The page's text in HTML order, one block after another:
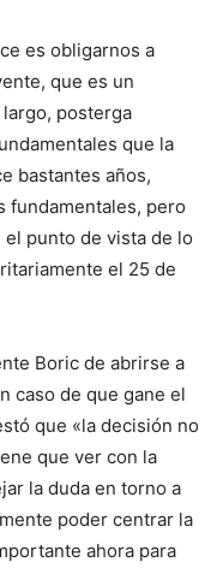
es obligarnos a
que es un
posterga
que la
bastantes años,
fundamentales, pero
punto de vista de lo
el 25 de
Boric de abrirse a
caso de que gane el
que «la decisión no
que ver con la
la duda en torno a
poder centrar la
ahora para